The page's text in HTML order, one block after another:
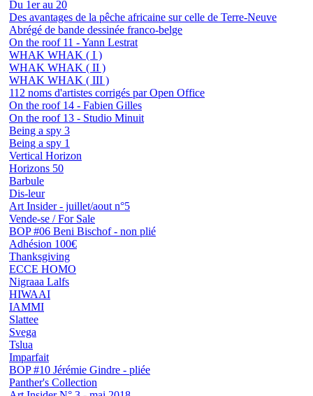
Du 1er au 20
Des avantages de la pêche africaine sur celle de Terre-Neuve
Abrégé de bande dessinée franco-belge
On the roof 11 - Yann Lestrat
WHAK WHAK ( I )
WHAK WHAK ( II )
WHAK WHAK ( III )
112 noms d'artistes corrigés par Open Office
On the roof 14 - Fabien Gilles
On the roof 13 - Studio Minuit
Being a spy 3
Being a spy 1
Vertical Horizon
Horizons 50
Barbule
Dis-leur
Art Insider - juillet/aout n°5
Vende-se / For Sale
BOP #06 Beni Bischof - non plié
Adhésion 100€
Thanksgiving
ECCE HOMO
Nigraaa Lalfs
HIWAAI
IAMMI
Slattee
Svega
Tslua
Imparfait
BOP #10 Jérémie Gindre - pliée
Panther's Collection